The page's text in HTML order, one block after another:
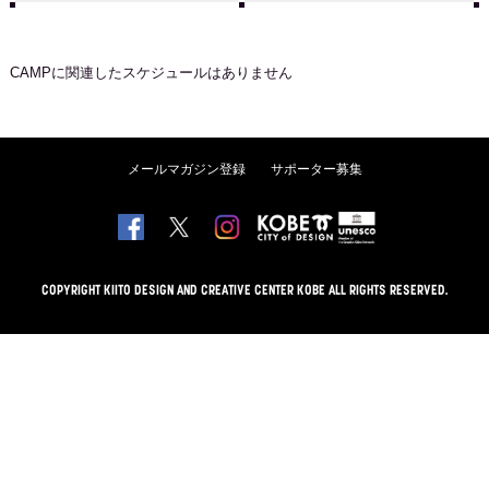
CAMPに関連したスケジュールはありません
メールマガジン登録 サポーター募集
COPYRIGHT KIITO DESIGN AND CREATIVE CENTER KOBE ALL RIGHTS RESERVED.